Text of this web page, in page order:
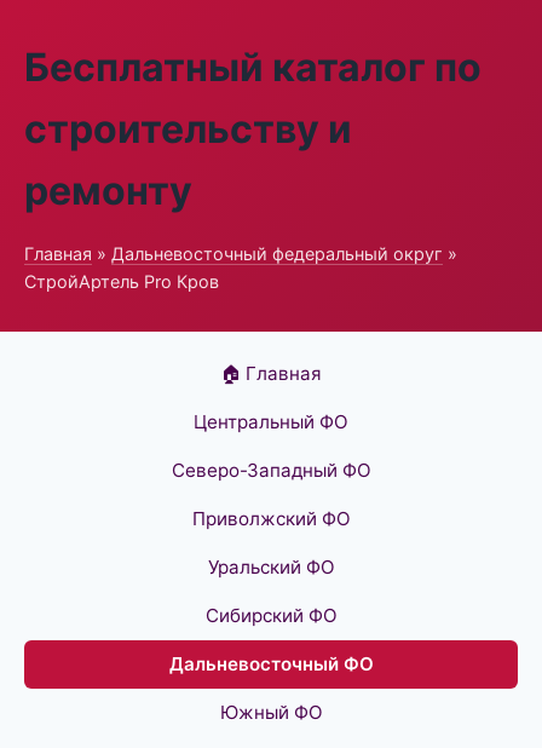
Бесплатный каталог по
строительству и
ремонту
Главная » Дальневосточный федеральный округ »
СтройАртель Pro Кров
🏠 Главная
Центральный ФО
Северо-Западный ФО
Приволжский ФО
Уральский ФО
Сибирский ФО
Дальневосточный ФО
Южный ФО